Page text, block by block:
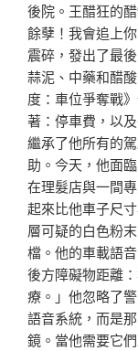
後院。王醋狂的
餘孽！我會追上
震碎，發出了最
蒜泥、中藥和醋
度：車位爭奪戰
著：停車費，以
繼承了他所有的
助。今天，他面
在理髮店與一間
起來比他車子尺
層可疑的白色粉
檔。他的車載語
後方障礙物距離
療。」他忽略了
語音系統，而是
鏡。當他需要它